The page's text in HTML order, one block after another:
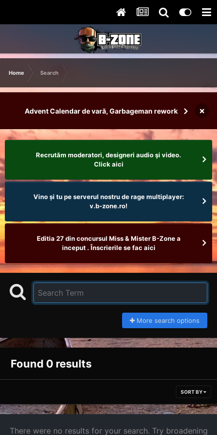
Home Search
Advent Calendar de vară, Garbageman rework ×
Recrutăm moderatori, designeri audio şi video.
Click aici
Vino și tu pe serverul nostru de rage multiplayer:
v.b-zone.ro!
Editia 27 din concursul Miss & Mister B-Zone a
inceput . Înscrierile se fac aici
More search options
Found 0 results
SORT BY
There were no results for your search. Try broadening